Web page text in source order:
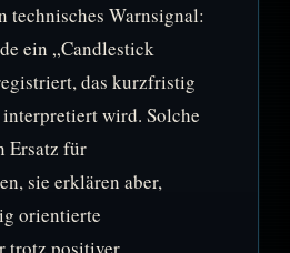
technisches Warnsignal:
ein „Candlestick
das kurzfristig
wird. Solche
Ersatz für
sie erklären aber,
orientierte
trotz positiver